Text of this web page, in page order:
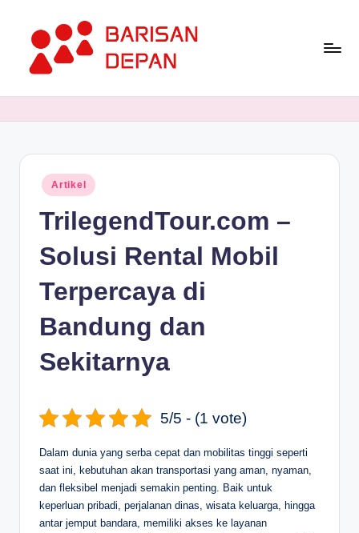
content
B
Terupdate
Posted
in
Artikel
TrilegendTour.com –
Solusi Rental Mobil
Terpercaya di
Bandung dan
Sekitarnya
5/5 - (1 vote)
Dalam dunia yang serba cepat dan mobilitas tinggi seperti
saat ini, kebutuhan akan transportasi yang aman, nyaman,
dan fleksibel menjadi semakin penting. Baik untuk
keperluan pribadi, perjalanan dinas, wisata keluarga, hingga
antar jemput bandara, memiliki akses ke layanan